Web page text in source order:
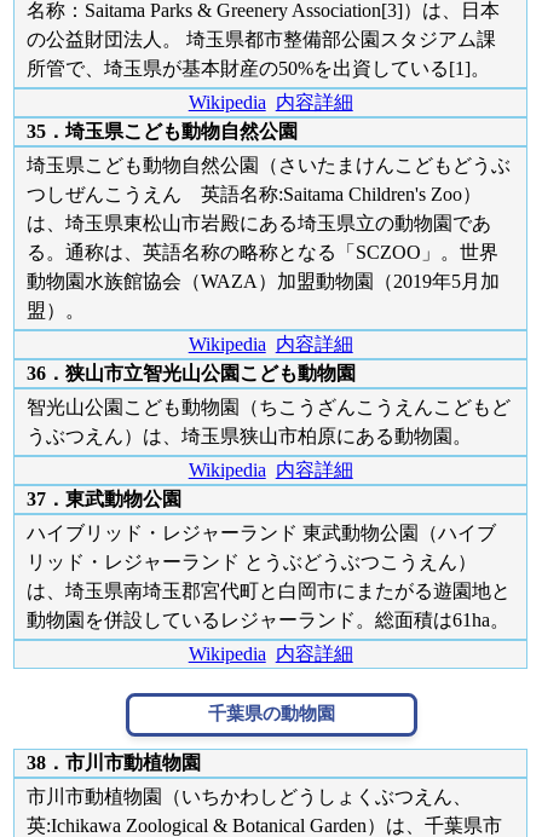
名称：Saitama Parks & Greenery Association[3]）は、日本
の公益財団法人。 埼玉県都市整備部公園スタジアム課
所管で、埼玉県が基本財産の50%を出資している[1]。
Wikipedia 内容詳細
35．埼玉県こども動物自然公園
埼玉県こども動物自然公園（さいたまけんこどもどうぶ
つしぜんこうえん 英語名称:Saitama Children's Zoo）
は、埼玉県東松山市岩殿にある埼玉県立の動物園であ
る。通称は、英語名称の略称となる「SCZOO」。世界
動物園水族館協会（WAZA）加盟動物園（2019年5月加
盟）。
Wikipedia 内容詳細
36．狭山市立智光山公園こども動物園
智光山公園こども動物園（ちこうざんこうえんこどもど
うぶつえん）は、埼玉県狭山市柏原にある動物園。
Wikipedia 内容詳細
37．東武動物公園
ハイブリッド・レジャーランド 東武動物公園（ハイブ
リッド・レジャーランド とうぶどうぶつこうえん）
は、埼玉県南埼玉郡宮代町と白岡市にまたがる遊園地と
動物園を併設しているレジャーランド。総面積は61ha。
Wikipedia 内容詳細
千葉県の動物園
38．市川市動植物園
市川市動植物園（いちかわしどうしょくぶつえん、
英:Ichikawa Zoological & Botanical Garden）は、千葉県市